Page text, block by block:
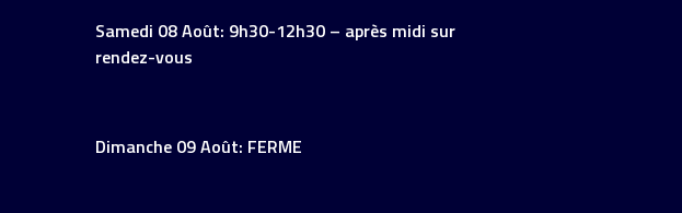
Samedi 08 Août: 9h30-12h30 – après midi sur
rendez-vous
Dimanche 09 Août: FERME